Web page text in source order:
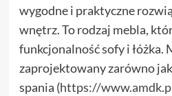
wygodne i praktyczne
wnętrz. To rodzaj mebla,
funkcjonalność sofy i łóżka.
zaprojektowany zarówno
spania (https://